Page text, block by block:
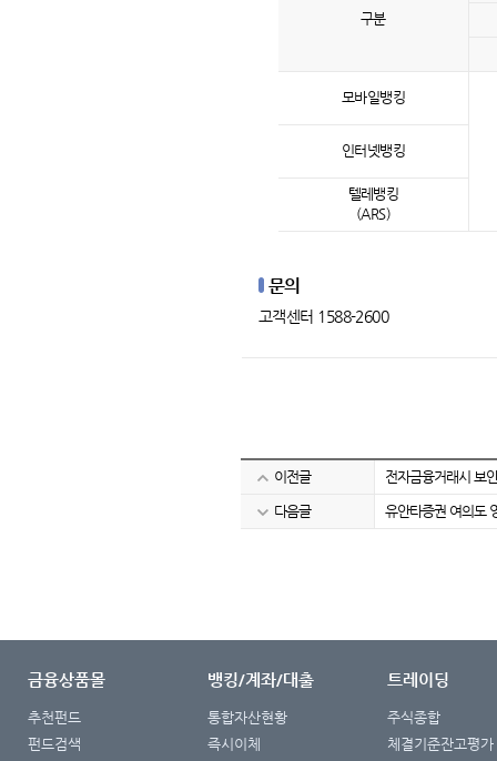
구분
모바일뱅킹
인터넷뱅킹
텔레뱅킹
(ARS)
문의
고객센터 1588-2600
이전글 전자금융거래시 보
다음글 유안타증권 여의도
금융상품몰
추천펀드
펀드검색
뱅킹/계좌/대출
통합자산현황
즉시이체
트레이딩
주식종합
체결기준잔고평가